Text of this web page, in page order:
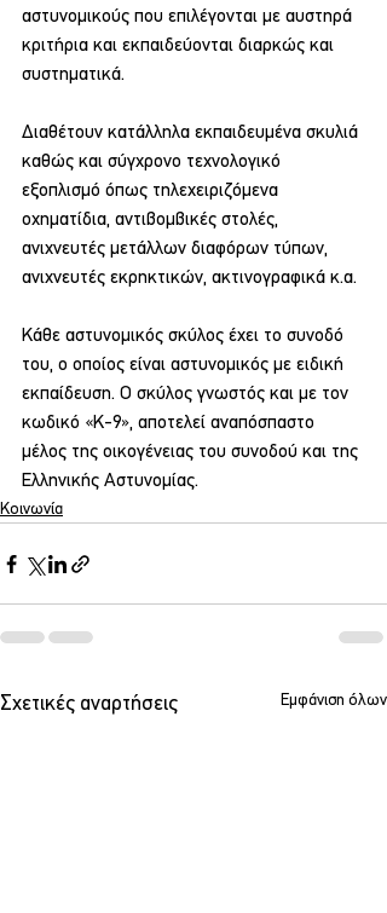
αστυνομικούς που επιλέγονται με αυστηρά
κριτήρια και εκπαιδεύονται διαρκώς και
συστηματικά.
Διαθέτουν κατάλληλα εκπαιδευμένα σκυλιά
καθώς και σύγχρονο τεχνολογικό
εξοπλισμό όπως τηλεχειριζόμενα
οχηματίδια, αντιβομβικές στολές,
ανιχνευτές μετάλλων διαφόρων τύπων,
ανιχνευτές εκρηκτικών, ακτινογραφικά κ.α.
Κάθε αστυνομικός σκύλος έχει το συνοδό
του, ο οποίος είναι αστυνομικός με ειδική
εκπαίδευση. Ο σκύλος γνωστός και με τον
κωδικό «K-9», αποτελεί αναπόσπαστο
μέλος της οικογένειας του συνοδού και της
Ελληνικής Αστυνομίας.
Κοινωνία
Σχετικές αναρτήσεις Εμφάνιση όλων